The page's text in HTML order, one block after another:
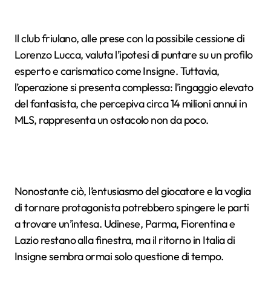
Il club friulano, alle prese con la possibile cessione di
Lorenzo Lucca, valuta l’ipotesi di puntare su un profilo
esperto e carismatico come Insigne. Tuttavia,
l’operazione si presenta complessa: l’ingaggio elevato
del fantasista, che percepiva circa 14 milioni annui in
MLS, rappresenta un ostacolo non da poco.
Nonostante ciò, l’entusiasmo del giocatore e la voglia
di tornare protagonista potrebbero spingere le parti
a trovare un’intesa. Udinese, Parma, Fiorentina e
Lazio restano alla finestra, ma il ritorno in Italia di
Insigne sembra ormai solo questione di tempo.